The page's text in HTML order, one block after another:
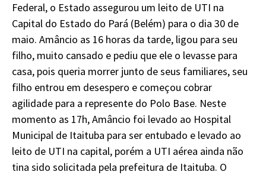
Federal, o Estado assegurou um leito de UTI na
Capital do Estado do Pará (Belém) para o dia 30 de
maio. Amâncio as 16 horas da tarde, ligou para seu
filho, muito cansado e pediu que ele o levasse para
casa, pois queria morrer junto de seus familiares, seu
filho entrou em desespero e começou cobrar
agilidade para a represente do Polo Base. Neste
momento as 17h, Amâncio foi levado ao Hospital
Municipal de Itaituba para ser entubado e levado ao
leito de UTI na capital, porém a UTI aérea ainda não
tina sido solicitada pela prefeitura de Itaituba. O